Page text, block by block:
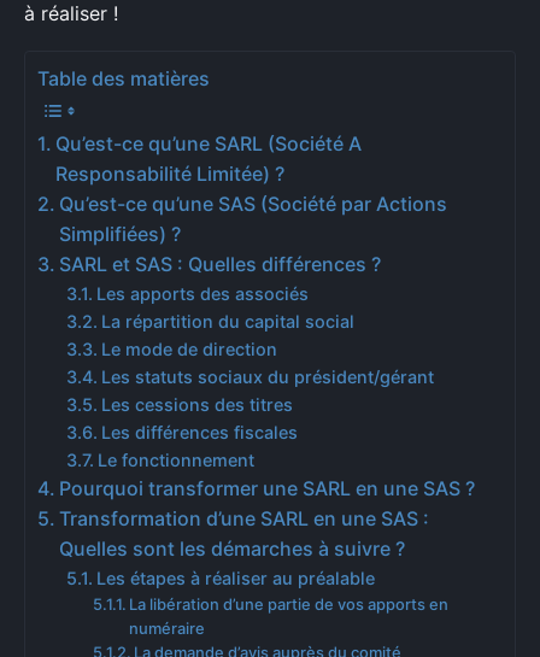
à réaliser !
Table des matières
Qu’est-ce qu’une SARL (Société A
Responsabilité Limitée) ?
Qu’est-ce qu’une SAS (Société par Actions
Simplifiées) ?
SARL et SAS : Quelles différences ?
Les apports des associés
La répartition du capital social
Le mode de direction
Les statuts sociaux du président/gérant
Les cessions des titres
Les différences fiscales
Le fonctionnement
Pourquoi transformer une SARL en une SAS ?
Transformation d’une SARL en une SAS :
Quelles sont les démarches à suivre ?
Les étapes à réaliser au préalable
La libération d’une partie de vos apports en
numéraire
La demande d’avis auprès du comité